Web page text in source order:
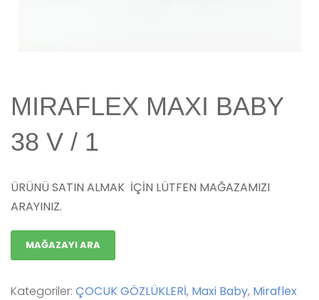
MIRAFLEX MAXI BABY
38 V / 1
ÜRÜNÜ SATIN ALMAK İÇİN LÜTFEN MAĞAZAMIZI
ARAYINIZ.
MAĞAZAYI ARA
Kategoriler: ÇOCUK GÖZLÜKLERİ, Maxi Baby, Miraflex